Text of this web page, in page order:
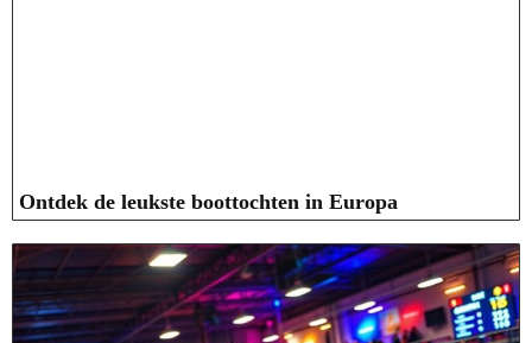
Ontdek de leukste boottochten in Europa